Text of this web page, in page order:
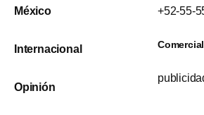
México
Internacional
Opinión
+52-55-
Comercial